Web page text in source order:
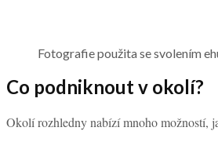
Fotografie použita se svolením
Co podniknout v okolí?
Okolí rozhledny nabízí mnoho možností,